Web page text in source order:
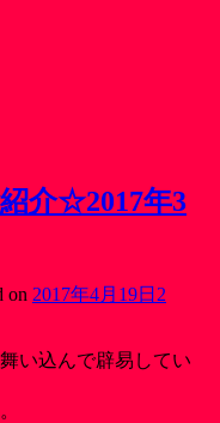
介☆2017年3
on 2017年4月19日 2
い込んで辟易してい